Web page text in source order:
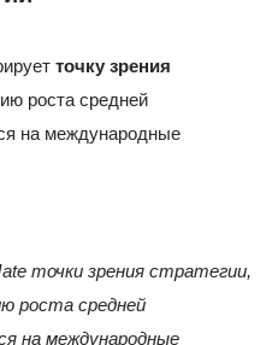
точку зрения
роста средней
на международные
точки зрения стратегии,
роста средней
на международные